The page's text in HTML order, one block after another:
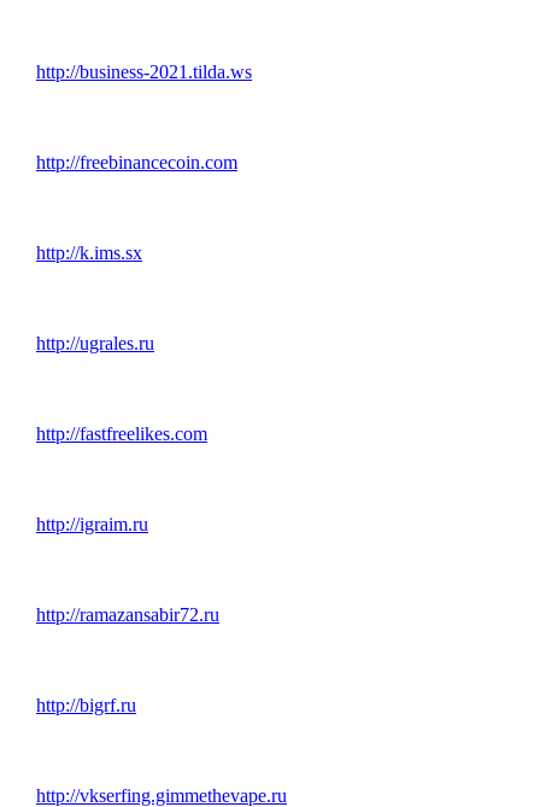
http://business-2021.tilda.ws
http://freebinancecoin.com
http://k.ims.sx
http://ugrales.ru
http://fastfreelikes.com
http://igraim.ru
http://ramazansabir72.ru
http://bigrf.ru
http://vkserfing.gimmethevape.ru